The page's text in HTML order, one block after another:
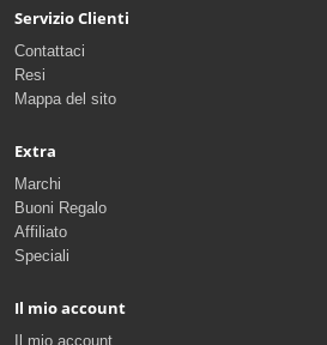
Servizio Clienti
Contattaci
Resi
Mappa del sito
Extra
Marchi
Buoni Regalo
Affiliato
Speciali
Il mio account
Il mio account